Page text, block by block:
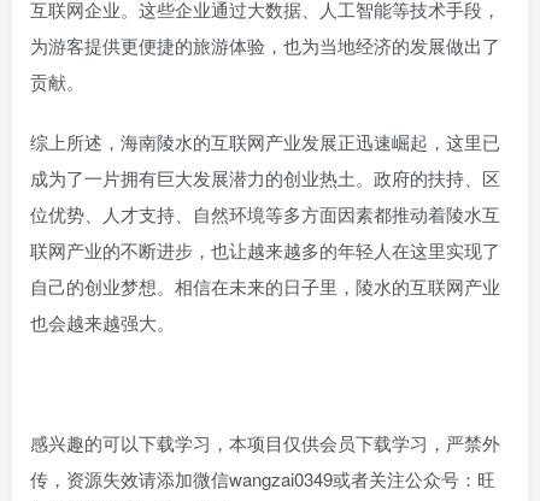
互联网企业。这些企业通过大数据、人工智能等技术手段，
为游客提供更便捷的旅游体验，也为当地经济的发展做出了
贡献。
综上所述，海南陵水的互联网产业发展正迅速崛起，这里已
成为了一片拥有巨大发展潜力的创业热土。政府的扶持、区
位优势、人才支持、自然环境等多方面因素都推动着陵水互
联网产业的不断进步，也让越来越多的年轻人在这里实现了
自己的创业梦想。相信在未来的日子里，陵水的互联网产业
也会越来越强大。
感兴趣的可以下载学习，本项目仅供会员下载学习，严禁外
传，资源失效请添加微信wangzai0349或者关注公众号：旺